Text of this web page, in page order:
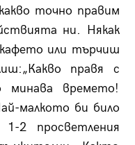
точно правим
ни. Някак
или търчиш
правя с
минава времето!
малкото би било
2 просветления